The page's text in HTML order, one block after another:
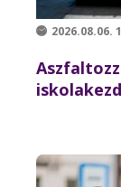
2026.08.06.